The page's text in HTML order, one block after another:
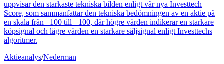
uppvisar den starkaste tekniska bilden enligt vår nya Investtech
Score, som sammanfattar den tekniska bedömningen av en aktie på
en skala från –100 till +100, där högre värden indikerar en starkare
köpsignal och lägre värden en starkare säljsignal enligt Investtechs
algoritmer.
Aktieanalys/Nederman